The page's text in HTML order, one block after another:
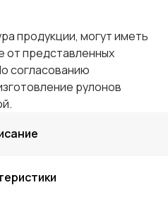
продукции, могут иметь
от представленных
согласованию
рулонов